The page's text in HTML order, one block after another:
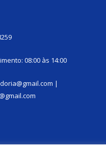
08:00 às 14:00
|